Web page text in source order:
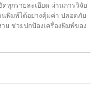
ทุกรายละเอียด ผ่านการวิจัย
พิมพ์ได้อย่างคุ้มค่า ปลอดภัย
ย ช่วยปกป้องเครื่องพิมพ์ของ